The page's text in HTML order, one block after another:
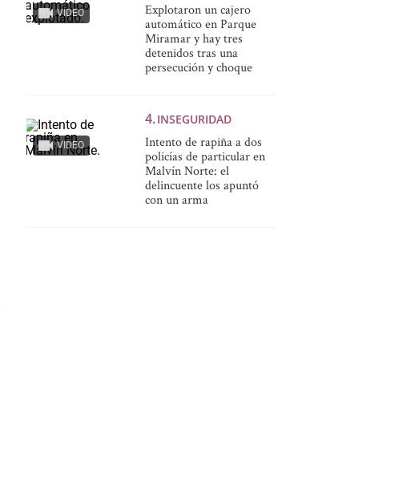
VIDEO
Explotaron un cajero
automático en Parque
Miramar y hay tres
detenidos tras una
persecución y choque
VIDEO
INSEGURIDAD
Intento de rapiña a dos
policías de particular en
Malvín Norte: el
delincuente los apuntó
con un arma